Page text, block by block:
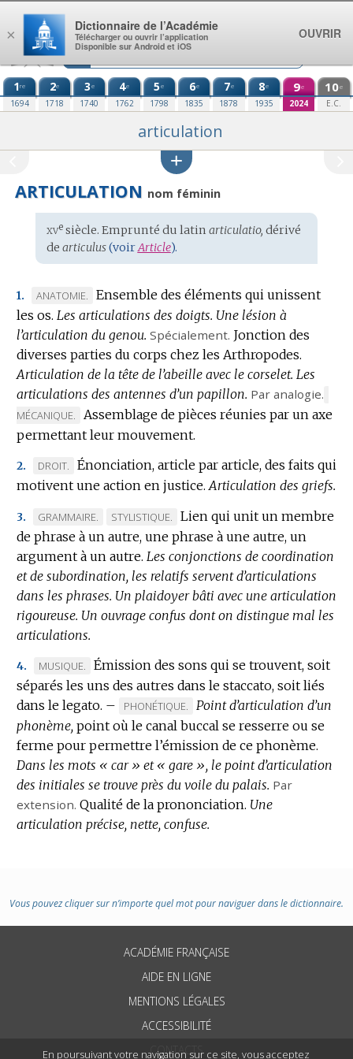
En poursuivant votre navigation sur ce site, vous acceptez
Aller au contenu
1re
1694
2e
1718
3e
1740
4e
1762
5e
1798
6e
1835
7e
1878
8e
1935
9e
2024
10e
E.C.
articulation
ARTICULATION nom féminin
Étymologie
:
xvesiècle. Emprunté du latin articulatio, dérivé
de articulus(voirArticle).
1.
MARQUE
DE
DOMAINE
:
ANATOMIE.
Ensemble des éléments qui unissent
les os. Les articulations des doigts. Une lésion à
l’articulation du genou. Spécialement. Jonction des
diverses parties du corps chez les Arthropodes.
Articulation de la tête de l’abeille avec le corselet. Les
articulations des antennes d’un papillon. Par analogie.
DE
MÉCANIQUE.
Assemblage de pièces réunies par un axe
permettant leur mouvement.
2.
MARQUE
DE
:
DROIT.
Énonciation, article par article, des faits qui
motivent une action en justice. Articulation des griefs.
3.
MARQUE
DE
DOMAINE
:
GRAMMAIRE.
MARQUE
DE
DOMAINE
:
STYLISTIQUE.
Lien qui unit un membre
de phrase à un autre, une phrase à une autre, un
argument à un autre. Les conjonctions de coordination
et de subordination, les relatifs servent d’articulations
dans les phrases. Un plaidoyer bâti avec une articulation
rigoureuse. Un ouvrage confus dont on distingue mal les
articulations.
4.
MARQUE
DE
DOMAINE
:
MUSIQUE.
Émission des sons qui se trouvent, soit
séparés les uns des autres dans le staccato, soit liés
dans le legato. –
MARQUE
DE
DOMAINE
:
PHONÉTIQUE.
Point d’articulation d’un
phonème, point où le canal buccal se resserre ou se
ferme pour permettre l’émission de ce phonème.
Dans les mots « car » et « gare », le point d’articulation
des initiales se trouve près du voile du palais. Par
extension. Qualité de la prononciation. Une
articulation précise, nette, confuse.
Vous pouvez cliquer sur n’importe quel mot pour naviguer dans le dictionnaire.
ACADÉMIE FRANÇAISE
AIDE EN LIGNE
MENTIONS LÉGALES
ACCESSIBILITÉ
CONTACTS
×
Dictionnaire de l’Académie
Télécharger ou ouvrir l’application
Disponible sur Android et iOS
OUVRIR